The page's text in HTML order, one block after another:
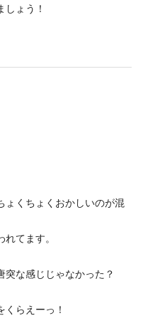
ょう！
ょくちょくおかしいのが混
てます。
な感じじゃなかった？
らえーっ！